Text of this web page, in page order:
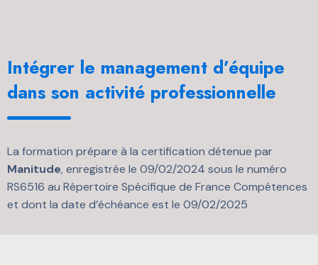
Intégrer le management d’équipe
dans son activité professionnelle
La formation prépare à la certification détenue par
Manitude, enregistrée le 09/02/2024 sous le numéro
RS6516 au Répertoire Spécifique de France Compétences
et dont la date d’échéance est le 09/02/2025